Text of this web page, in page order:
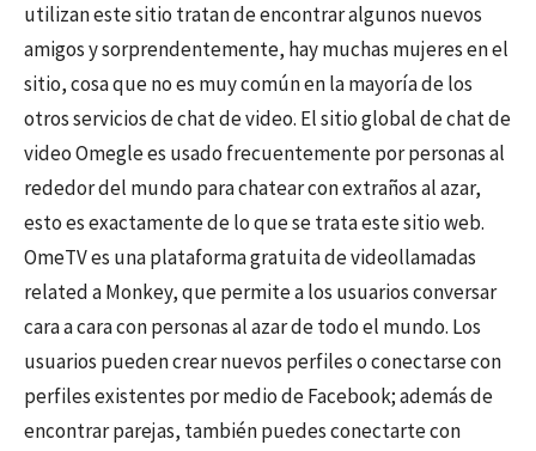
utilizan este sitio tratan de encontrar algunos nuevos
amigos y sorprendentemente, hay muchas mujeres en el
sitio, cosa que no es muy común en la mayoría de los
otros servicios de chat de video. El sitio global de chat de
video Omegle es usado frecuentemente por personas al
rededor del mundo para chatear con extraños al azar,
esto es exactamente de lo que se trata este sitio web.
OmeTV es una plataforma gratuita de videollamadas
related a Monkey, que permite a los usuarios conversar
cara a cara con personas al azar de todo el mundo. Los
usuarios pueden crear nuevos perfiles o conectarse con
perfiles existentes por medio de Facebook; además de
encontrar parejas, también puedes conectarte con